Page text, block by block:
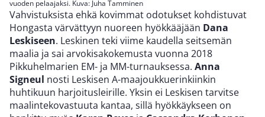
vuoden pelaajaksi. Kuva: Juha Tamminen
Vahvistuksista ehkä kovimmat odotukset kohdistuvat
Hongasta värvättyyn nuoreen hyökkääjään Dana
Leskiseen. Leskinen teki viime kaudella seitsemän
maalia ja sai arvokisakokemusta vuonna 2018
Pikkuhelmarien EM- ja MM-turnauksessa. Anna
Signeul nosti Leskisen A-maajoukkuerinkiinkin
huhtikuun harjoitusleirille. Yksin ei Leskisen tarvitse
maalintekovastuuta kantaa, sillä hyökkäykseen on